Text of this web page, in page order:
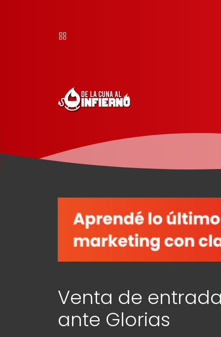
Venta de
ante Glorias